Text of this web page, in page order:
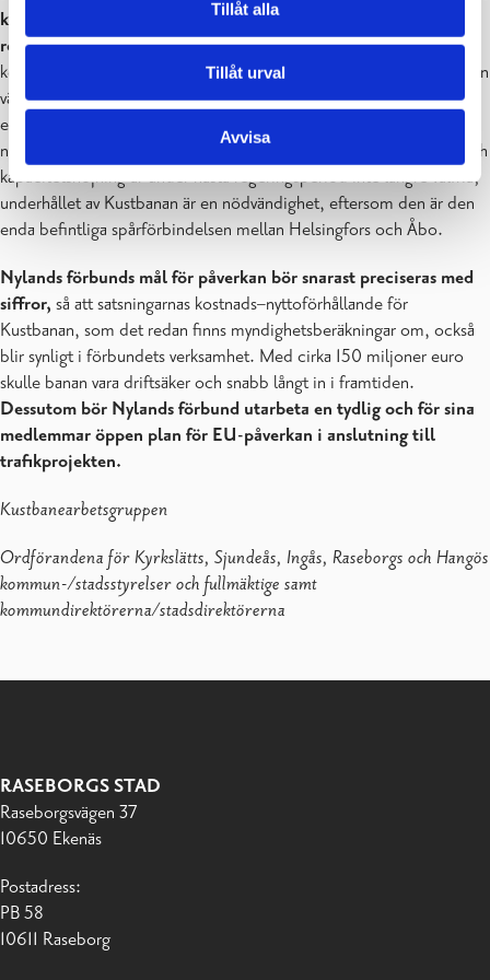
Tillåt alla
Tillåt urval
Avvisa
konkreta nytta för hela Finland beaktas också i nästa
regeringsprogram.Att satsa på Kustbanan är ett snabbt verkande,
kostnadseffektivt och hållbart sätt att möta utvecklingsbehoven i den
västliga spårinfrastrukturen i Finland. Läget inom den offentliga
ekonomin och det osäkra internationella säkerhetsläget förutsätter
nödvändiga satsningar på Kustbanan. Satsningar på basunderhåll och
kapacitetshöjning är under nästa regeringsperiod inte längre valfria;
underhållet av Kustbanan är en nödvändighet, eftersom den är den
enda befintliga spårförbindelsen mellan Helsingfors och Åbo.
Nylands förbunds mål för påverkan bör snarast preciseras med
siffror, så att satsningarnas kostnads–nyttoförhållande för
Kustbanan, som det redan finns myndighetsberäkningar om, också
blir synligt i förbundets verksamhet. Med cirka 150 miljoner euro
skulle banan vara driftsäker och snabb långt in i framtiden.
Dessutom bör Nylands förbund utarbeta en tydlig och för sina
medlemmar öppen plan för EU-påverkan i anslutning till
trafikprojekten.
Kustbanearbetsgruppen
Ordförandena för Kyrkslätts, Sjundeås, Ingås, Raseborgs och Hangös
kommun-/stadsstyrelser och fullmäktige samt
kommundirektörerna/stadsdirektörerna
RASEBORGS STAD
Raseborgsvägen 37
10650 Ekenäs
Postadress:
PB 58
10611 Raseborg